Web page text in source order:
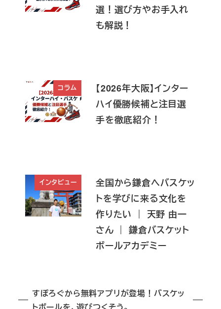
選！選び方やお手入れ
も解説！
コラム
【2026年大阪】インター
ハイ優勝候補と注目選
手を徹底紹介！
インタビュー
全国から鎌倉へバスケッ
トを学びに来る文化を
作りたい ｜ 天野 由一
さん ｜ 鎌倉バスケット
ボールアカデミー
すぽろぐから無料アプリが登場！バスケッ
トボールを、遊びつくそう。